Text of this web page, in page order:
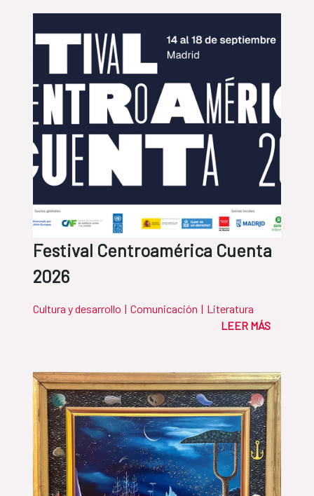
Festival Centroamérica Cuenta
2026
Cultura y desarrollo | Comunicación | Literatura
LEER MÁS